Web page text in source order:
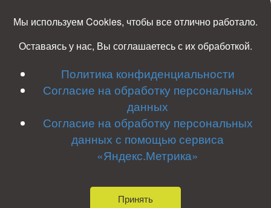
Отзывы
Контакты
Карта сайта
8 (910)
953-49-42
ele186
@yandex.ru
Костромская обл, Островский р-он, д. Гуляевка
Заказать звонок
Политика конфиденциальности Согласие на обработку
персональных данных Согласие на обработку персональных
2018-2026 © Межрайонная Ритуальная служба Все права
Мы используем Cookies, чтобы все отлично работало.
Оставаясь у нас, Вы соглашаетесь с их обработкой.
Политика конфиденциальности
Согласие на обработку персональных
данных
Согласие на обработку персональных
данных с помощью сервиса
«Яндекс.Метрика»
Принять